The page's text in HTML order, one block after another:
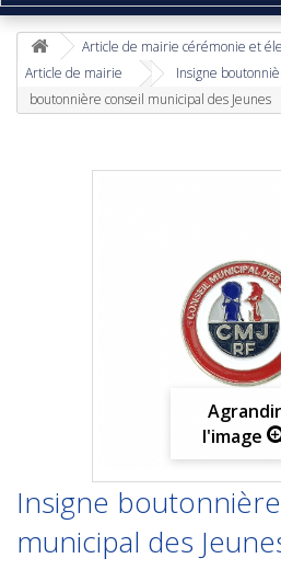
Article de mairie cérémonie et
Article de mairie
Insigne
boutonnière conseil municipal des Jeunes
Agrandir
l'image
Insigne
municipal des